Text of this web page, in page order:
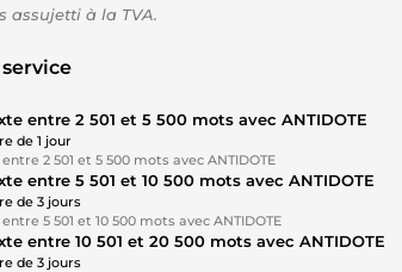
assujetti à la TVA.
entre 2 501 et 5 500 mots avec ANTIDOTE
de 1 jour
2 501 et 5 500 mots avec ANTIDOTE
entre 5 501 et 10 500 mots avec ANTIDOTE
de 3 jours
5 501 et 10 500 mots avec ANTIDOTE
entre 10 501 et 20 500 mots avec ANTIDOTE
de 3 jours